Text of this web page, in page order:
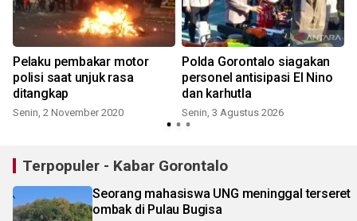
Pelaku pembakar motor
polisi saat unjuk rasa
ditangkap
Senin, 2 November 2020
Polda Gorontalo siagakan
personel antisipasi El Nino
dan karhutla
Senin, 3 Agustus 2026
Terpopuler - Kabar Gorontalo
Seorang mahasiswa UNG meninggal terseret
ombak di Pulau Bugisa